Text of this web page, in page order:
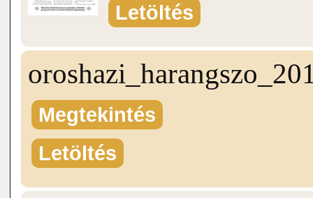
Letöltés
Megtekintés
Letöltés